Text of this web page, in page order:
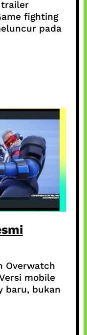
trailer
fighting
pada
Overwatch
mobile
baru, bukan